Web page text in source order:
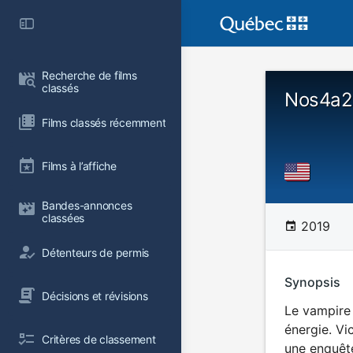
Recherche de films
classés
Films classés récemment
Films à l’affiche
Bandes-annonces
classées
Détenteurs de permis
Décisions et révisions
Critères de classement
2019
Synopsis
Le
énergie.
une